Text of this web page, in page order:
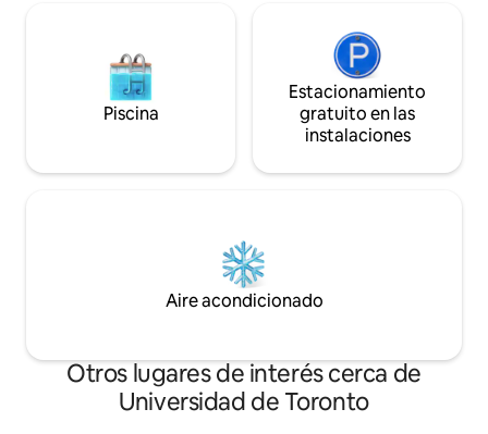
Piscina
Estacionamiento
gratuito en las
instalaciones
Aire acondicionado
Otros lugares de interés cerca de
Universidad de Toronto